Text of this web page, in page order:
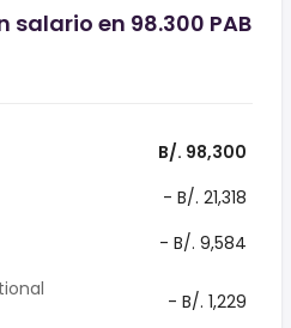
salario en 98.300 PAB
B/. 98,300
- B/. 21,318
- B/. 9,584
- B/. 1,229